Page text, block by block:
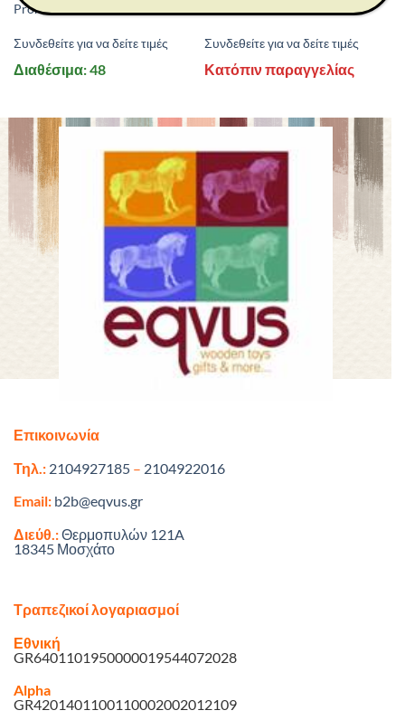
Promise 23 cm
Συνδεθείτε για να δείτε τιμές
Διαθέσιμα: 48
Συνδεθείτε για να δείτε τιμές
Κατόπιν παραγγελίας
Επικοινωνία
Τηλ.: 2104927185 – 2104922016
Email: b2b@eqvus.gr
Διεύθ.:Θερμοπυλών 121A
18345 Μοσχάτο
Τραπεζικοί λογαριασμοί
Εθνική
GR6401101950000019544072028
Alpha
GR4201401100110002002012109